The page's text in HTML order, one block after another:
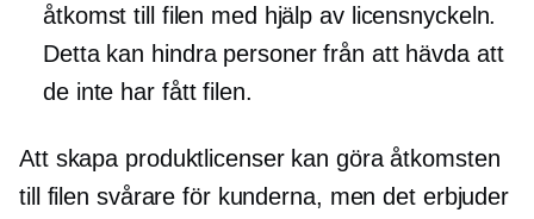
åtkomst till filen med hjälp av licensnyckeln.
Detta kan hindra personer från att hävda att
de inte har fått filen.
Att skapa produktlicenser kan göra åtkomsten
till filen svårare för kunderna, men det erbjuder